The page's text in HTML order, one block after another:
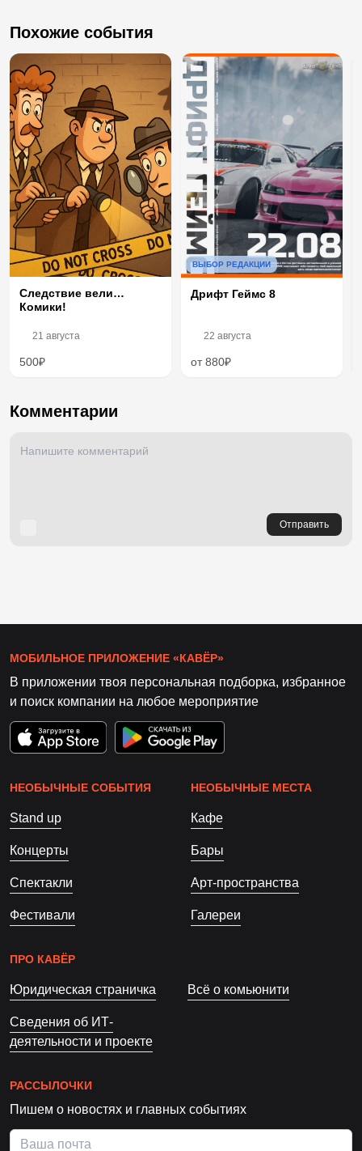
Похожие события
Следствие вели…
Комики!
21 августа
500₽
ВЫБОР РЕДАКЦИИ
Дрифт Геймс 8
22 августа
от 880₽
Комментарии
Отправить
МОБИЛЬНОЕ ПРИЛОЖЕНИЕ «КАВЁР»
В приложении твоя персональная подборка, избранное
и поиск компании на любое мероприятие
НЕОБЫЧНЫЕ СОБЫТИЯ
Stand up
Концерты
Спектакли
Фестивали
НЕОБЫЧНЫЕ МЕСТА
Кафе
Бары
Арт-пространства
Галереи
ПРО КАВЁР
Юридическая страничка Всё о комьюнити
Сведения об ИТ-
деятельности и проекте
РАССЫЛОЧКИ
Пишем о новостях и главных событиях